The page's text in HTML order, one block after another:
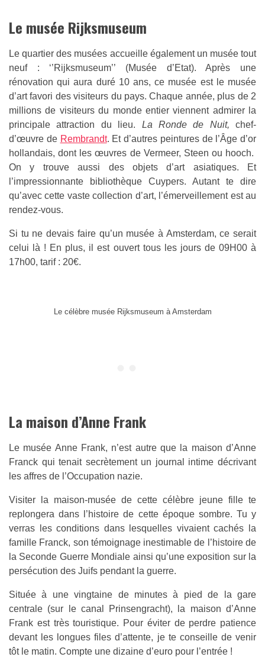
Le musée Rijksmuseum
Le quartier des musées accueille également un musée tout
neuf : ‘’Rijksmuseum’’ (Musée d’Etat). Après une
rénovation qui aura duré 10 ans, ce musée est le musée
d’art favori des visiteurs du pays. Chaque année, plus de 2
millions de visiteurs du monde entier viennent admirer la
principale attraction du lieu. La Ronde de Nuit, chef-
d’œuvre de Rembrandt. Et d’autres peintures de l’Âge d’or
hollandais, dont les œuvres de Vermeer, Steen ou hooch.
On y trouve aussi des objets d’art asiatiques. Et
l’impressionnante bibliothèque Cuypers. Autant te dire
qu’avec cette vaste collection d’art, l’émerveillement est au
rendez-vous.
Si tu ne devais faire qu’un musée à Amsterdam, ce serait
celui là ! En plus, il est ouvert tous les jours de 09H00 à
17h00, tarif : 20€.
Le célèbre musée Rijksmuseum à Amsterdam
La maison d’Anne Frank
Le musée Anne Frank, n’est autre que la maison d’Anne
Franck qui tenait secrètement un journal intime décrivant
les affres de l’Occupation nazie.
Visiter la maison-musée de cette célèbre jeune fille te
replongera dans l’histoire de cette époque sombre. Tu y
verras les conditions dans lesquelles vivaient cachés la
famille Franck, son témoignage inestimable de l’histoire de
la Seconde Guerre Mondiale ainsi qu’une exposition sur la
persécution des Juifs pendant la guerre.
Située à une vingtaine de minutes à pied de la gare
centrale (sur le canal Prinsengracht), la maison d’Anne
Frank est très touristique. Pour éviter de perdre patience
devant les longues files d’attente, je te conseille de venir
tôt le matin. Compte une dizaine d’euro pour l’entrée !